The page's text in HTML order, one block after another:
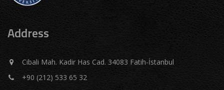
Address
Cibali Mah. Kadir Has Cad. 34083 Fatih-İstanbul
+90 (212) 533 65 32